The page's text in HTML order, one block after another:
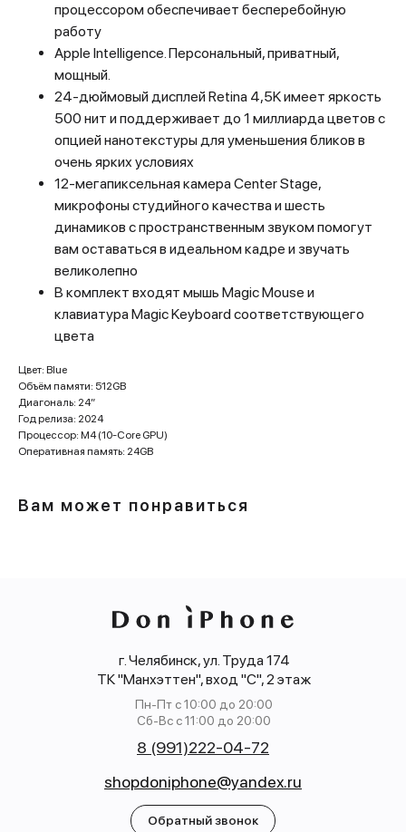
процессором обеспечивает бесперебойную
работу
Apple Intelligence. Персональный, приватный,
мощный.
24-дюймовый дисплей Retina 4,5K имеет яркость
500 нит и поддерживает до 1 миллиарда цветов с
опцией нанотекстуры для уменьшения бликов в
очень ярких условиях
12-мегапиксельная камера Center Stage,
микрофоны студийного качества и шесть
динамиков с пространственным звуком помогут
вам оставаться в идеальном кадре и звучать
великолепно
В комплект входят мышь Magic Mouse и
клавиатура Magic Keyboard соответствующего
цвета
Цвет: Blue
Объём памяти: 512GB
Диагональ: 24”
Год релиза: 2024
Процессор: M4 (10-Core GPU)
Оперативная память: 24GB
Вам может понравиться
г. Челябинск, ул. Труда 174
ТК "Манхэттен", вход "С", 2 этаж
Пн-Пт с 10:00 до 20:00
Сб-Вс с 11:00 до 20:00
Обратный звонок
8 (991)222-04-72
shopdoniphone@yandex.ru